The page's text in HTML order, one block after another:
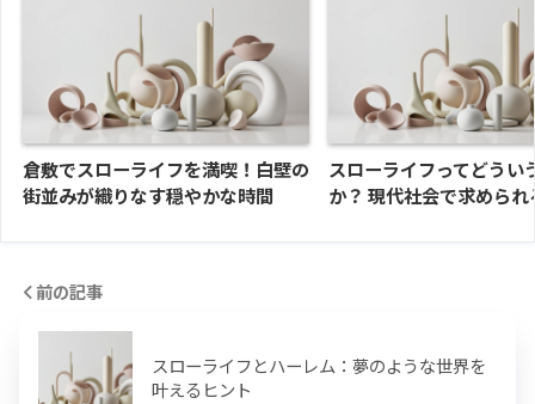
倉敷でスローライフを満喫！白壁の
街並みが織りなす穏やかな時間
スローライフってどうい
か？ 現代社会で求めら
前の記事
スローライフとハーレム：夢のような世界を
叶えるヒント